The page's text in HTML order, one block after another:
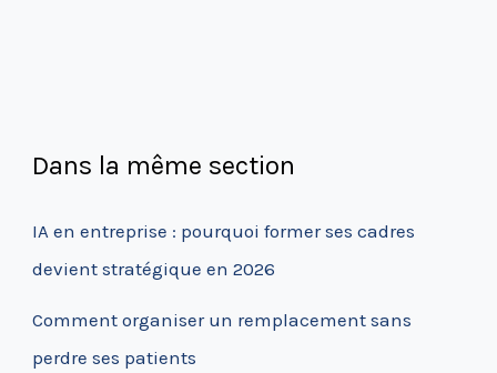
Dans la même section
IA en entreprise : pourquoi former ses cadres
devient stratégique en 2026
Comment organiser un remplacement sans
perdre ses patients